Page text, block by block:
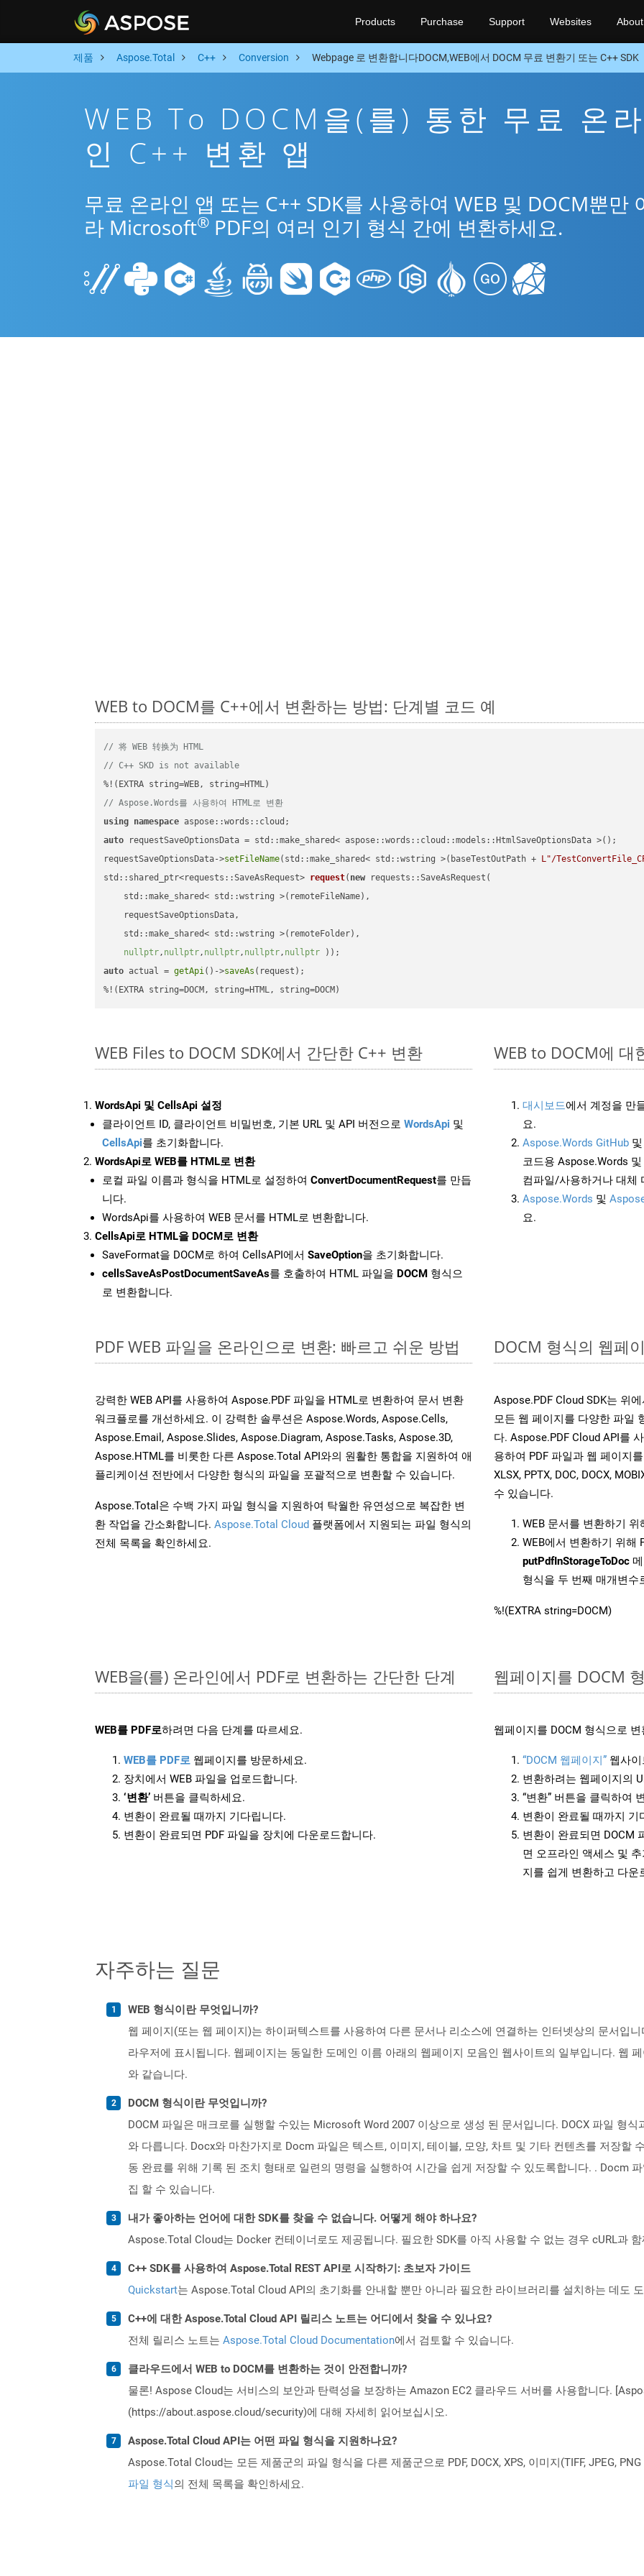
Products Purchase Support Websites About
제품 Aspose.Total C++ Conversion Webpage 로 변환합니다DOCM,WEB에서 DOCM 무료 변환기 또는 C++ SDK
WEB To DOCM을(를) 통한 무료 온라
인 C++ 변환 앱
무료 온라인 앱 또는 C++ SDK를 사용하여 WEB 및 DOCM뿐만
라 Microsoft® PDF의 여러 인기 형식 간에 변환하세요.
WEB to DOCM를 C++에서 변환하는 방법: 단계별 코드 예
// 将 WEB 转换为 HTML
// C++ SKD is not available
// Aspose.Words를 사용하여 HTML로 변환
using namespace
auto requestSaveOptionsData = std::make_shared< aspose::words::cloud::models::HtmlSaveOptionsData >();
requestSaveOptionsData->setFileName(std::make_shared< std::wstring >(baseTestOutPath + L"/
std::shared_ptr<requests::SaveAsRequest> request( new requests::SaveAsRequest(
    std::make_shared< std::wstring >(remoteFileName),
    requestSaveOptionsData,
    std::make_shared< std::wstring >(remoteFolder),
nullptr, nullptr, nullptr, nullptr, nullptr ))
auto actual = getApi()->saveAs (request);
%!(EXTRA string=DOCM, string=HTML, string=DOCM)
WEB Files to DOCM SDK에서 간단한 C++ 변환
WordsApi 및 CellsApi 설정
클라이언트 ID, 클라이언트 비밀번호, 기본 URL 및 API 버전으로 WordsApi 및
CellsApi를 초기화합니다.
WordsApi로 WEB를 HTML로 변환
로컬 파일 이름과 형식을 HTML로 설정하여 ConvertDocumentRequest를 만듭
니다.
WordsApi를 사용하여 WEB 문서를 HTML로 변환합니다.
CellsApi로 HTML을 DOCM로 변환
SaveFormat을 DOCM로 하여 CellsAPI에서 SaveOption을 초기화합니다.
cellsSaveAsPostDocumentSaveAs를 호출하여 HTML 파일을 DOCM 형식으
로 변환합니다.
WEB to DOCM에 대
대시보드에서 계정을 만
요.
Aspose.Words GitHub 및
코드용 Aspose.Words
컴파일/사용하거나 대체
Aspose.Words 및
요.
PDF WEB 파일을 온라인으로 변환: 빠르고 쉬운 방법
강력한 WEB API를 사용하여 Aspose.PDF 파일을 HTML로 변환하여 문서 변환
워크플로를 개선하세요. 이 강력한 솔루션은 Aspose.Words, Aspose.Cells,
Aspose.Email, Aspose.Slides, Aspose.Diagram, Aspose.Tasks, Aspose.3D,
Aspose.HTML를 비롯한 다른 Aspose.Total API와의 원활한 통합을 지원하여 애
플리케이션 전반에서 다양한 형식의 파일을 포괄적으로 변환할 수 있습니다.
Aspose.Total은 수백 가지 파일 형식을 지원하여 탁월한 유연성으로 복잡한 변
환 작업을 간소화합니다. Aspose.Total Cloud 플랫폼에서 지원되는 파일 형식의
전체 목록을 확인하세요.
DOCM 형식의 웹페
Aspose.PDF Cloud SDK는 위
모든 웹 페이지를 다양한 파일
다. Aspose.PDF Cloud API를
용하여 PDF 파일과 웹 페이지를
XLSX, PPTX, DOC, DOCX,
수 있습니다.
WEB 문서를 변환하기 위
WEB에서 변환하기 위해
putPdfInStorageToDoc
형식을 두 번째 매개변수
%!(EXTRA string=DOCM)
WEB을(를) 온라인에서 PDF로 변환하는 간단한 단계
WEB를 PDF로하려면 다음 단계를 따르세요.
WEB를 PDF로 웹페이지를 방문하세요.
장치에서 WEB 파일을 업로드합니다.
‘변환’ 버튼을 클릭하세요.
변환이 완료될 때까지 기다립니다.
변환이 완료되면 PDF 파일을 장치에 다운로드합니다.
웹페이지를 DOCM
웹페이지를 DOCM 형식으로
“DOCM 웹페이지” 웹사
변환하려는 웹페이지의
“변환” 버튼을 클릭하여
변환이 완료될 때까지 기
변환이 완료되면 DOCM
면 오프라인 액세스 및
지를 쉽게 변환하고 다운
자주하는 질문
WEB 형식이란 무엇입니까?
웹 페이지(또는 웹 페이지)는 하이퍼텍스트를 사용하여 다른 문서나 리소스에 연결하는 인터넷상의 문서입
라우저에 표시됩니다. 웹페이지는 동일한 도메인 이름 아래의 웹페이지 모음인 웹사이트의 일부입니다. 웹
와 같습니다.
DOCM 형식이란 무엇입니까?
DOCM 파일은 매크로를 실행할 수있는 Microsoft Word 2007 이상으로 생성 된 문서입니다. DOCX 파일 형
와 다릅니다. Docx와 마찬가지로 Docm 파일은 텍스트, 이미지, 테이블, 모양, 차트 및 기타 컨텐츠를 저장할
동 완료를 위해 기록 된 조치 형태로 일련의 명령을 실행하여 시간을 쉽게 저장할 수 있도록합니다. . Docm
집 할 수 있습니다.
내가 좋아하는 언어에 대한 SDK를 찾을 수 없습니다. 어떻게 해야 하나요?
Aspose.Total Cloud는 Docker 컨테이너로도 제공됩니다. 필요한 SDK를 아직 사용할 수 없는 경우 cURL과
C++ SDK를 사용하여 Aspose.Total REST API로 시작하기: 초보자 가이드
Quickstart는 Aspose.Total Cloud API의 초기화를 안내할 뿐만 아니라 필요한 라이브러리를 설치하는 데도
C++에 대한 Aspose.Total Cloud API 릴리스 노트는 어디에서 찾을 수 있나요?
전체 릴리스 노트는 Aspose.Total Cloud Documentation에서 검토할 수 있습니다.
클라우드에서 WEB to DOCM를 변환하는 것이 안전합니까?
물론! Aspose Cloud는 서비스의 보안과 탄력성을 보장하는 Amazon EC2 클라우드 서버를 사용합니다.
(https://about.aspose.cloud/security)에 대해 자세히 읽어보십시오.
Aspose.Total Cloud API는 어떤 파일 형식을 지원하나요?
Aspose.Total Cloud는 모든 제품군의 파일 형식을 다른 제품군으로 PDF, DOCX, XPS, 이미지(TIFF, JPEG,
파일 형식의 전체 목록을 확인하세요.